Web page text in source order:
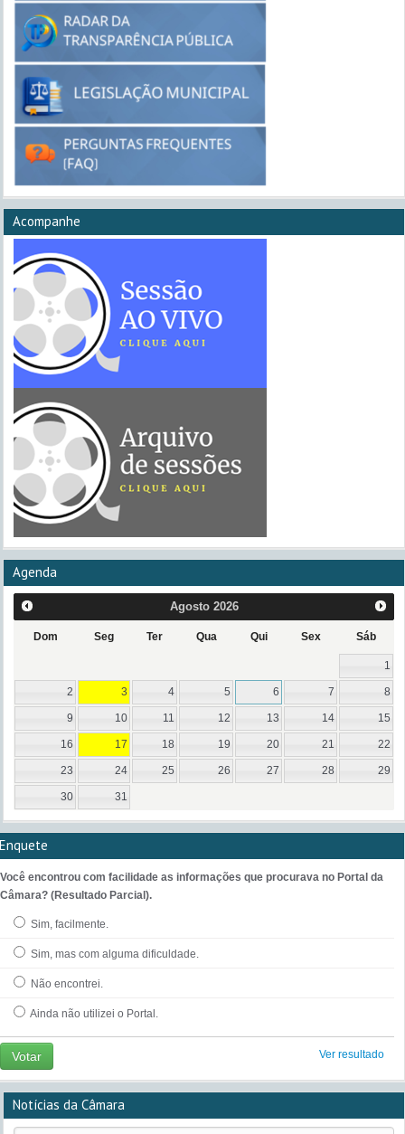
Acompanhe
Agenda
Agosto 2026
Dom Seg Ter Qua Qui Sex Sáb
1
2 3 4 5 6 7 8
9 10 11 12 13 14 15
16 17 18 19 20 21 22
23 24 25 26 27 28 29
30 31
Enquete
Você encontrou com facilidade as informações que procurava no Portal da
Câmara? (Resultado Parcial).
Sim, facilmente.
Sim, mas com alguma dificuldade.
Não encontrei.
Ainda não utilizei o Portal.
Votar Ver resultado
Notícias da Câmara